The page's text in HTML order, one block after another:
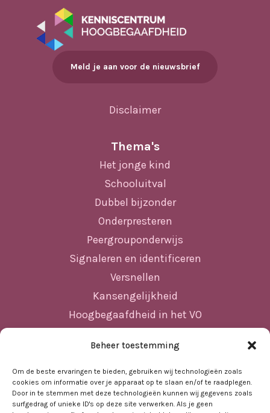
Beheer toestemming
Om de beste ervaringen te bieden, gebruiken wij technologieën zoals
cookies om informatie over je apparaat op te slaan en/of te raadplegen.
Door in te stemmen met deze technologieën kunnen wij gegevens zoals
surfgedrag of unieke ID's op deze site verwerken. Als je geen
Meld je aan voor de nieuwsbrief
Disclaimer
Thema's
Het jonge kind
Schooluitval
Dubbel bijzonder
Onderpresteren
Peergrouponderwijs
Signaleren en identificeren
Versnellen
Kansengelijkheid
Hoogbegaafdheid in het VO
Sitemap
Home
Nieuws